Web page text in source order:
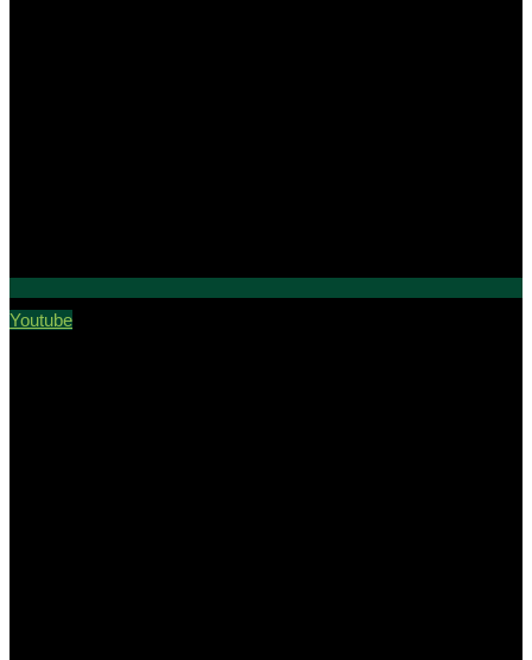
Youtube